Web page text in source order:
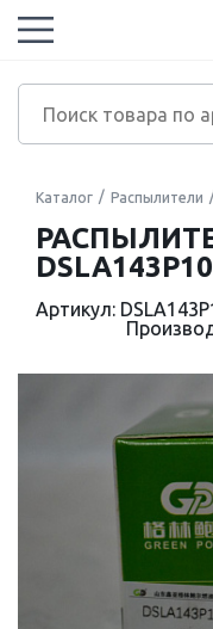
Каталог Распылители
Артикул: